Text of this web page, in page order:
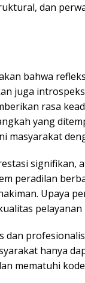
dan
bahwa
juga
rasa
yang
masyarakat
peradilan
Upaya
pelayanan
hanya
mematuhi